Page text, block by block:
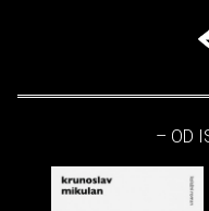
– OD